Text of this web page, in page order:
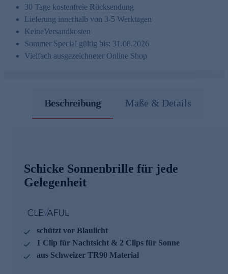
30 Tage kostenfreie Rücksendung
Lieferung innerhalb von 3-5 Werktagen
KeineVersandkosten
Sommer Special gültig bis: 31.08.2026
Vielfach ausgezeichneter Online Shop
Beschreibung Maße & Details
Schicke Sonnenbrille für jede
Gelegenheit
schützt vor Blaulicht
1 Clip für Nachtsicht & 2 Clips für Sonne
aus Schweizer TR90 Material